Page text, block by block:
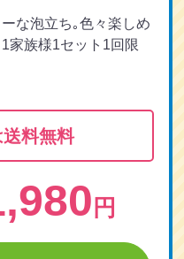
な泡立ち｡色々楽しめ
家族様1セット1回限
料無料
円